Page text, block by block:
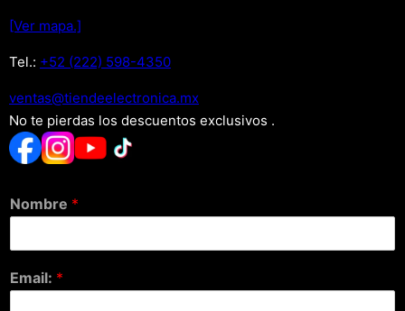
[Ver mapa.]
Tel.: +52 (222) 598-4350
xm.acinortceleedneit@satnev
No te pierdas los descuentos exclusivos .
Nombre *
Email: *